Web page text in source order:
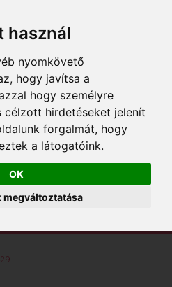
használ
nyomkövető
hogy javítsa a
hogy személyre
hirdetéseket jelenít
forgalmát, hogy
a látogatóink.
OK
megváltoztatása